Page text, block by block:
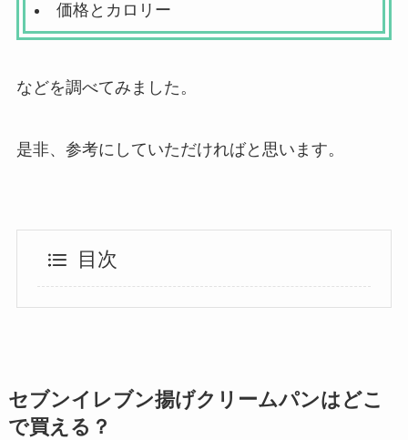
価格とカロリー
などを調べてみました。
是非、参考にしていただければと思います。
目次
セブンイレブン揚げクリームパンはどこ
で買える？